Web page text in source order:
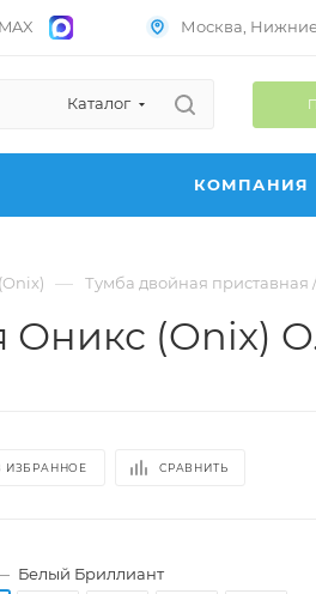
Москва, Нижние
Каталог
КОМПАНИЯ
— Тумба двойная приставная
(Onix)
ИЗБРАННОЕ СРАВНИТЬ
Белый Бриллиант